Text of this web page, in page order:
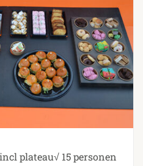
plateau√ 15 personen